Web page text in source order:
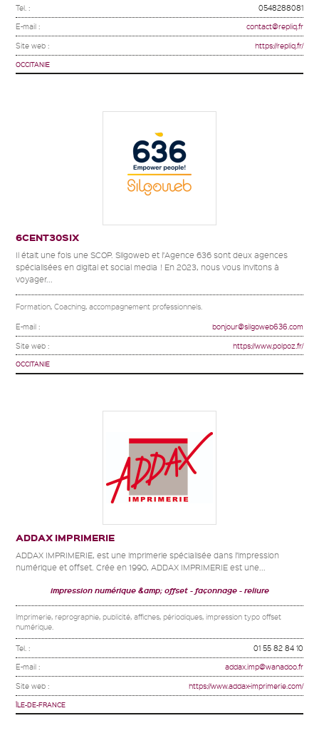
Tel. : 0548288081
E-mail : contact@repliq.fr
Site web : https://repliq.fr/
OCCITANIE
6CENT30SIX
Il était une fois une SCOP. Silgoweb et l’Agence 636 sont deux agences
spécialisées en digital et social media ! En 2023, nous vous invitons à
voyager...
Formation, Coaching, accompagnement professionnels.
E-mail : bonjour@silgoweb636.com
Site web : https://www.polpoz.fr/
OCCITANIE
ADDAX IMPRIMERIE
ADDAX IMPRIMERIE, est une imprimerie spécialisée dans l’impression
numérique et offset. Crée en 1990, ADDAX IMPRIMERIE est une...
impression numérique &amp; offset façonnage reliure
Imprimerie, reprographie, publicité, affiches, périodiques, impression typo offset
numérique.
Tel. : 01 55 82 84 10
E-mail : addax.imp@wanadoo.fr
Site web : https://www.addax-imprimerie.com/
ÎLE-DE-FRANCE